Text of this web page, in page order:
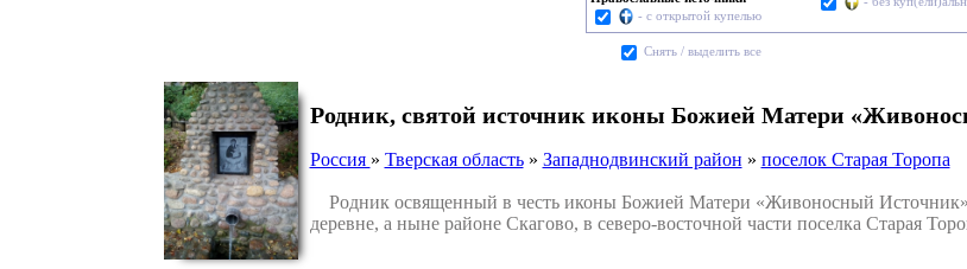
- с открытой купелью
Cнять / выделить все
Родник, святой источник иконы Божией Матери
Россия » Тверская область» Западнодвинский район » поселок Старая Торопа
Родник освященный в честь иконы Божией Матери «Живоносный
деревне, а ныне районе Скагово, в северо-восточной части поселка Старая